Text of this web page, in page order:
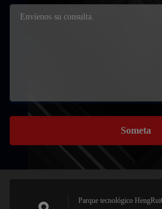
Someta
Parque tecnológico